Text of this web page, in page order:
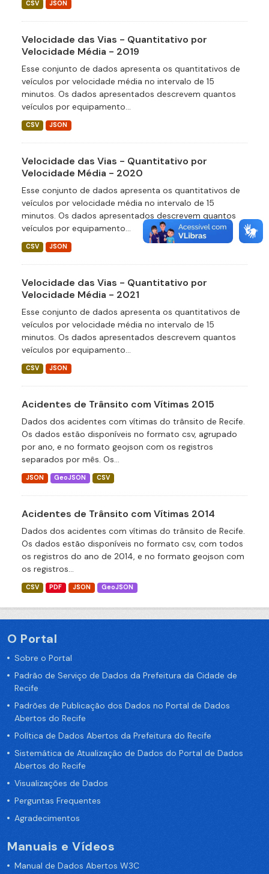
CSV JSON
Velocidade das Vias - Quantitativo por
Velocidade Média - 2019
Esse conjunto de dados apresenta os quantitativos de
veículos por velocidade média no intervalo de 15
minutos. Os dados apresentados descrevem quantos
veículos por equipamento...
CSV JSON
Velocidade das Vias - Quantitativo por
Velocidade Média - 2020
Esse conjunto de dados apresenta os quantitativos de
veículos por velocidade média no intervalo de 15
minutos. Os dados apresentados descrevem quantos
veículos por equipamento...
CSV JSON
Velocidade das Vias - Quantitativo por
Velocidade Média - 2021
Esse conjunto de dados apresenta os quantitativos de
veículos por velocidade média no intervalo de 15
minutos. Os dados apresentados descrevem quantos
veículos por equipamento...
CSV JSON
Acidentes de Trânsito com Vítimas 2015
Dados dos acidentes com vítimas do trânsito de Recife.
Os dados estão disponíveis no formato csv, agrupado
por ano, e no formato geojson com os registros
separados por mês. Os...
JSON GeoJSON CSV
Acidentes de Trânsito com Vítimas 2014
Dados dos acidentes com vítimas do trânsito de Recife.
Os dados estão disponíveis no formato csv, com todos
os registros do ano de 2014, e no formato geojson com
os registros...
CSV PDF JSON GeoJSON
O Portal
Sobre o Portal
Padrão de Serviço de Dados da Prefeitura da Cidade de
Recife
Padrões de Publicação dos Dados no Portal de Dados
Abertos do Recife
Política de Dados Abertos da Prefeitura do Recife
Sistemática de Atualização de Dados do Portal de Dados
Abertos do Recife
Visualizações de Dados
Perguntas Frequentes
Agradecimentos
Manuais e Vídeos
Manual de Dados Abertos W3C